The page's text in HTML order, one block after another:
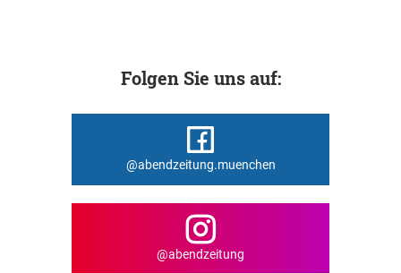
Folgen Sie uns auf:
@abendzeitung.muenchen
@abendzeitung